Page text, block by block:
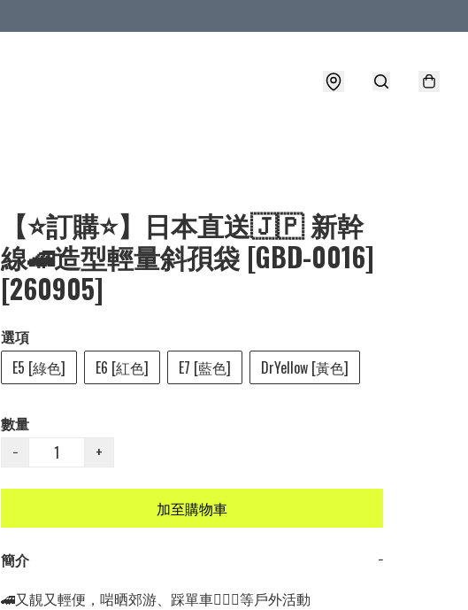
【⭐訂購⭐】日本直送🇯🇵 新幹
線🚄造型輕量斜孭袋 [GBD-0016]
[260905]
選項
E5 [綠色]
E6 [紅色] E7 [藍色] DrYellow [黃色]
數量
−
+
加至購物車
簡介
−
🚄又靚又輕便，啱晒郊游、踩單車🚴🏼‍♀️等戶外活動